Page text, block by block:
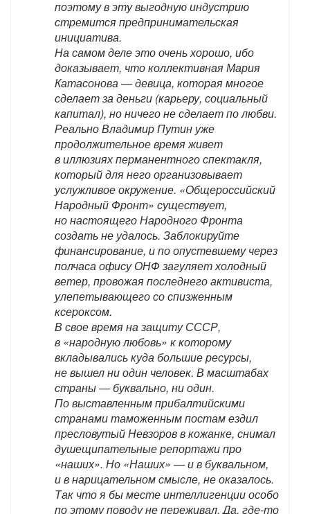
поэтому в эту выгодную индустрию
стремится предпринимательская
инициатива.
На самом деле это очень хорошо, ибо
доказывает, что коллективная Мария
Катасонова — девица, которая многое
сделает за деньги (карьеру, социальный
капитал), но ничего не сделает по любви.
Реально Владимир Путин уже
продолжительное время живет
в иллюзиях перманентного спектакля,
который для него организовывает
услужливое окружение. «Общероссийский
Народный Фронт» существует,
но настоящего Народного Фронта
создать не удалось. Заблокируйте
финансирование, и по опустевшему через
полчаса офису ОНФ загуляет холодный
ветер, провожая последнего активиста,
улепетывающего со спизженным
ксероксом.
В свое время на защиту СССР,
в «народную любовь» к которому
вкладывались куда большие ресурсы,
не вышел ни один человек. В масштабах
страны — буквально, ни один.
По выставленным прибалтийскими
странами таможенным постам ездил
пресловутый Невзоров в кожанке, снимал
душещипательные репортажи про
«наших». Но «Наших» — и в буквальном,
и в нарицательном смысле, не оказалось.
Так что я бы месте интеллигенции особо
по этому поводу не переживал. Да, где-то